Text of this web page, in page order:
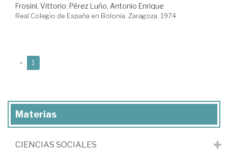
Frosini, Vittorio; Pérez Luño, Antonio Enrique
Real Colegio de España en Bolonia. Zaragoza, 1974
« 1
Materias
CIENCIAS SOCIALES